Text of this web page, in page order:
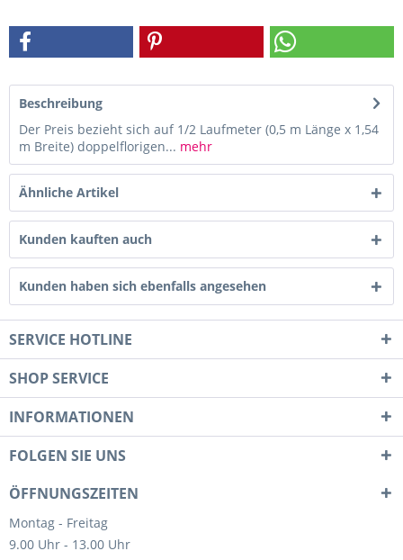
Beschreibung
Der Preis bezieht sich auf 1/2 Laufmeter (0,5 m Länge x 1,54
m Breite) doppelflorigen... mehr
Ähnliche Artikel
Kunden kauften auch
Kunden haben sich ebenfalls angesehen
SERVICE HOTLINE
SHOP SERVICE
INFORMATIONEN
FOLGEN SIE UNS
ÖFFNUNGSZEITEN
Montag - Freitag
9.00 Uhr - 13.00 Uhr